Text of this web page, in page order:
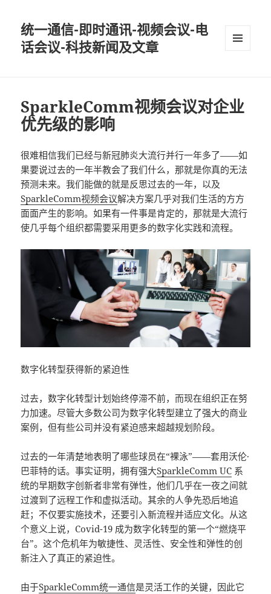
统一通信-即时通讯-视频会议-电
话会议-科技新闻及文章
SparkleComm视频会议对企业
优先级的影响
很难相信我们已经与新冠肺炎大流行并行一年多了——如
果要说过去的一年半教会了我们什么，那就是你真的无法
预测未来。我们能做的就是反思过去的一年，以及
SparkleComm视频会议解决方案几乎对我们生活的方方
面面产生的影响。如果有一件事是肯定的，那就是大流行
使几乎每个组织都需要采用更多的数字化实践和流程。
数字化转型获得新的紧迫性
过去，数字化转型计划始终停滞不前，而现在组织正在努
力加速。尽管大多数公司为数字化转型建立了强大的商业
案例，但有些公司并没有紧迫感来超越规划阶段。
过去的一年清楚地表明了哪些球员在“裸泳”——套用沃伦·
巴菲特的话。事实证明，拥有强大SparkleComm UC 系
统的早期数字创新者非常有弹性，他们几乎在一夜之间就
过渡到了远程工作和虚拟活动。其余的人争先恐后地追
赶；不仅要实施技术，还要引入新流程并适应文化。从这
个意义上说，Covid-19 成为数字化转型的第一个“燃烧平
台”。这个危机年为敏捷性、灵活性、安全性和弹性的创
新注入了真正的紧迫性。
由于SparkleComm统一通信是灵活工作的关键，因此它